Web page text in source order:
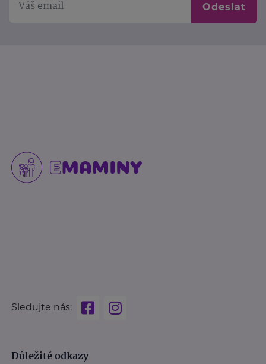
Odeslat
Sledujte nás:
Důležité odkazy